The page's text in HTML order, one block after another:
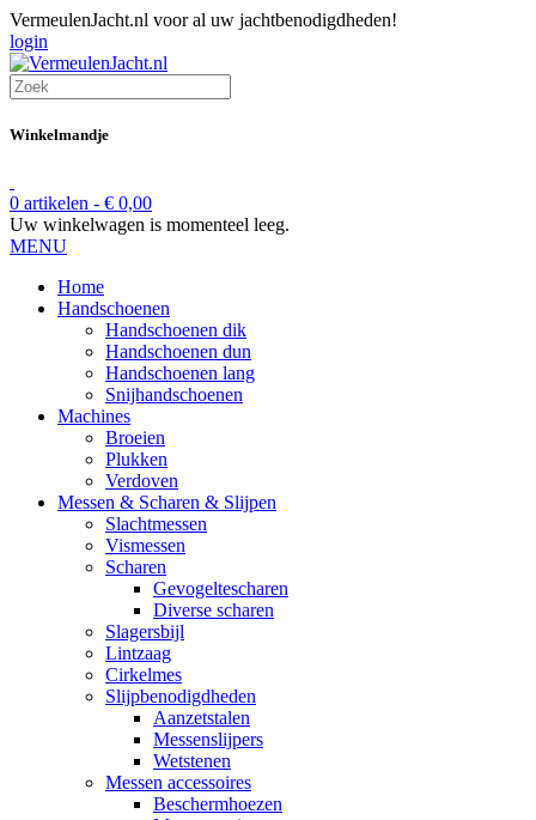
VermeulenJacht.nl voor al uw jachtbenodigdheden!
login
Winkelmandje
0 artikelen - € 0,00
Uw winkelwagen is momenteel leeg.
MENU
Home
Handschoenen
Handschoenen dik
Handschoenen dun
Handschoenen lang
Snijhandschoenen
Machines
Broeien
Plukken
Verdoven
Messen & Scharen & Slijpen
Slachtmessen
Vismessen
Scharen
Gevogeltescharen
Diverse scharen
Slagersbijl
Lintzaag
Cirkelmes
Slijpbenodigdheden
Aanzetstalen
Messenslijpers
Wetstenen
Messen accessoires
Beschermhoezen